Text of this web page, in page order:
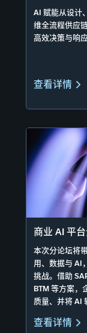
AI 赋能从设计
维全流程供应
高效决策与响
查看详情
商业 AI 平
本次分论坛将
用、数据与 AI
挑战。借助
BTM 等方案，
质量、并将 AI
查看详情